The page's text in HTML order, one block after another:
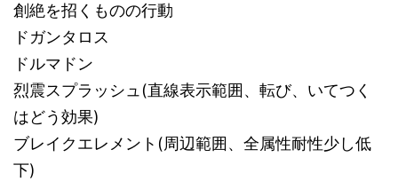
創絶を招くものの行動
ドガンタロス
ドルマドン
烈震スプラッシュ(直線表示範囲、転び、いてつく
はどう効果)
ブレイクエレメント(周辺範囲、全属性耐性少し低
下)